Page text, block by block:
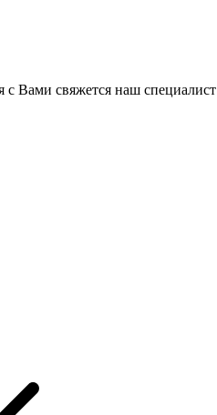
Вами свяжется наш специалист